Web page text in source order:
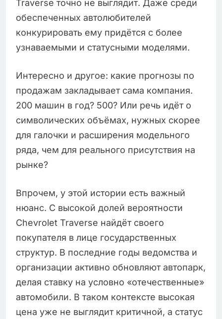
Traverse точно не выглядит. Даже среди
обеспеченных автолюбителей
конкурировать ему придётся с более
узнаваемыми и статусными моделями.
Интересно и другое: какие прогнозы по
продажам закладывает сама компания.
200 машин в год? 500? Или речь идёт о
символических объёмах, нужных скорее
для галочки и расширения модельного
ряда, чем для реального присутствия на
рынке?
Впрочем, у этой истории есть важный
нюанс. С высокой долей вероятности
Chevrolet Traverse найдёт своего
покупателя в лице государственных
структур. В последние годы ведомства и
организации активно обновляют автопарк,
делая ставку на условно «отечественные»
автомобили. В таком контексте высокая
цена уже не выглядит критичной, а статус